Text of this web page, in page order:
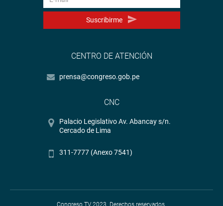
Suscribirme
CENTRO DE ATENCIÓN
prensa@congreso.gob.pe
CNC
Palacio Legislativo Av. Abancay s/n.
Cercado de Lima
311-7777 (Anexo 7541)
Congreso TV 2023. Derechos reservados.